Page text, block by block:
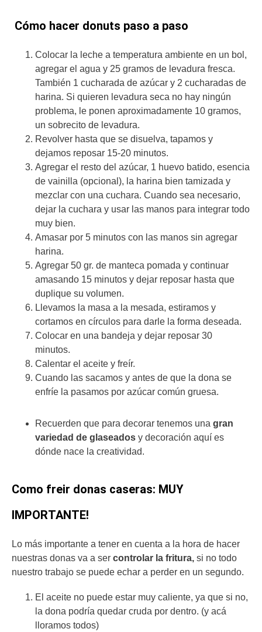
Cómo hacer donuts paso a paso
Colocar la leche a temperatura ambiente en un bol,
agregar el agua y 25 gramos de levadura fresca.
También 1 cucharada de azúcar y 2 cucharadas de
harina. Si quieren levadura seca no hay ningún
problema, le ponen aproximadamente 10 gramos,
un sobrecito de levadura.
Revolver hasta que se disuelva, tapamos y
dejamos reposar 15-20 minutos.
Agregar el resto del azúcar, 1 huevo batido, esencia
de vainilla (opcional), la harina bien tamizada y
mezclar con una cuchara. Cuando sea necesario,
dejar la cuchara y usar las manos para integrar todo
muy bien.
Amasar por 5 minutos con las manos sin agregar
harina.
Agregar 50 gr. de manteca pomada y continuar
amasando 15 minutos y dejar reposar hasta que
duplique su volumen.
Llevamos la masa a la mesada, estiramos y
cortamos en círculos para darle la forma deseada.
Colocar en una bandeja y dejar reposar 30
minutos.
Calentar el aceite y freír.
Cuando las sacamos y antes de que la dona se
enfríe la pasamos por azúcar común gruesa.
Recuerden que para decorar tenemos una gran
variedad de glaseados y decoración aquí es
dónde nace la creatividad.
Como freir donas caseras: MUY
IMPORTANTE!
Lo más importante a tener en cuenta a la hora de hacer
nuestras donas va a ser controlar la fritura, si no todo
nuestro trabajo se puede echar a perder en un segundo.
El aceite no puede estar muy caliente, ya que si no,
la dona podría quedar cruda por dentro. (y acá
lloramos todos)